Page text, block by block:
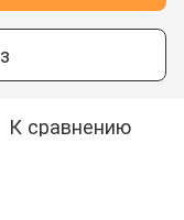
К сравнению